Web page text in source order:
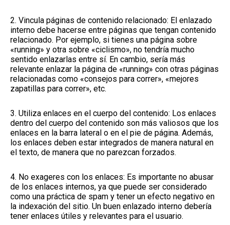
2. Vincula páginas de contenido relacionado: El enlazado
interno debe hacerse entre páginas que tengan contenido
relacionado. Por ejemplo, si tienes una página sobre
«running» y otra sobre «ciclismo», no tendría mucho
sentido enlazarlas entre sí. En cambio, sería más
relevante enlazar la página de «running» con otras páginas
relacionadas como «consejos para correr», «mejores
zapatillas para correr», etc.
3. Utiliza enlaces en el cuerpo del contenido: Los enlaces
dentro del cuerpo del contenido son más valiosos que los
enlaces en la barra lateral o en el pie de página. Además,
los enlaces deben estar integrados de manera natural en
el texto, de manera que no parezcan forzados.
4. No exageres con los enlaces: Es importante no abusar
de los enlaces internos, ya que puede ser considerado
como una práctica de spam y tener un efecto negativo en
la indexación del sitio. Un buen enlazado interno debería
tener enlaces útiles y relevantes para el usuario.